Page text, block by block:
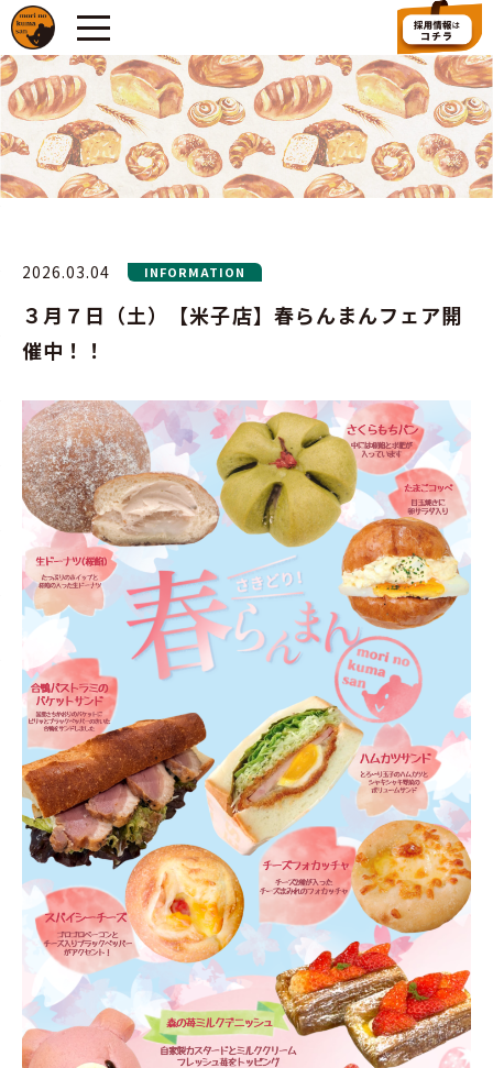
2026.03.04 INFORMATION
３月７日（土）【米子店】春らんまんフェア開
催中！！